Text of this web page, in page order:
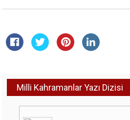
Milli Kahramanlar Yazı Dizisi